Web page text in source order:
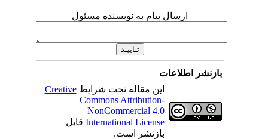
ارسال پیام به نویسنده مسئول
بازنشر اطلاعات
این مقاله تحت شرایطCreative
Commons Attribution-
NonCommercial 4.0
International Licenseقابل
بازنشر است.